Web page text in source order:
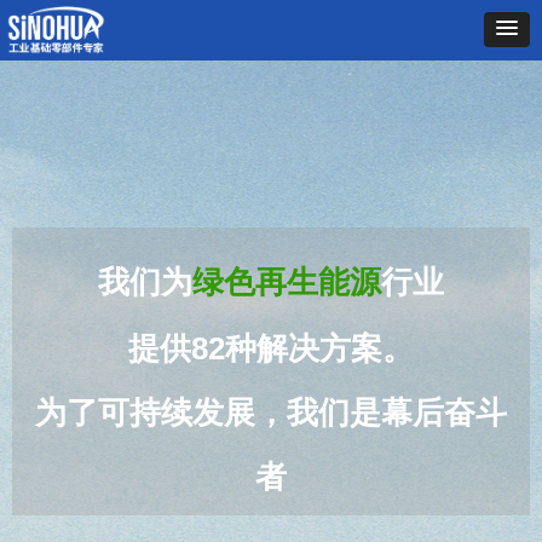
我们为绿色再生能源行业
提供82种解决方案。
为了可持续发展，我们是幕后奋斗
者